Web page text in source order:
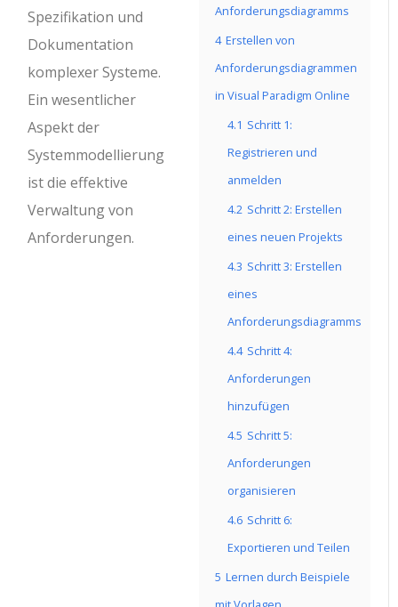
Anforderungsdiagramms
4 Erstellen von
Anforderungsdiagrammen
in Visual Paradigm Online
4.1 Schritt 1:
Registrieren und
anmelden
4.2 Schritt 2: Erstellen
eines neuen Projekts
4.3 Schritt 3: Erstellen
eines
Anforderungsdiagramms
4.4 Schritt 4:
Anforderungen
hinzufügen
4.5 Schritt 5:
Anforderungen
organisieren
4.6 Schritt 6:
Exportieren und Teilen
5 Lernen durch Beispiele
Spezifikation und
Dokumentation
komplexer Systeme.
Ein wesentlicher
Aspekt der
Systemmodellierung
ist die effektive
Verwaltung von
Anforderungen.